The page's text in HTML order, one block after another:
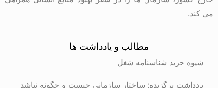
مطالب و یادداشت ها
شناسنامه شغل
برگزیده: ساختار سازمانی چیست و چگونه نباشد